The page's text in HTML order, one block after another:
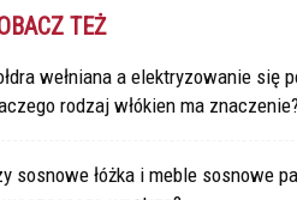
TEŻ
wełniana a elektryzowanie się
rodzaj włókien ma znaczenie?
sosnowe łóżka i meble sosnowe